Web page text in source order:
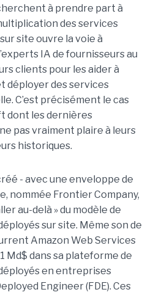
à prendre part à
des services
site ouvre la voie à
IA de fournisseurs au
clients pour les aider à
déployer des services
C’est précisément le cas
dont les dernières
pas vraiment plaire à leurs
historiques.
- avec une enveloppe de
nommée Frontier Company,
au-delà » du modèle de
sur site. Même son de
Amazon Web Services
Md$ dans sa plateforme de
en entreprises
Engineer (FDE). Ces